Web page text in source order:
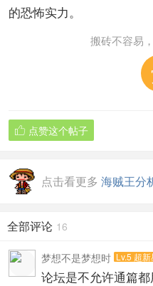
的恐怖实力。
搬砖不容易
 点赞这个帖子
点击看更多 海贼王分
全部评论 16
梦想不是梦想时 Lv.5 超新
论坛是不允许通篇